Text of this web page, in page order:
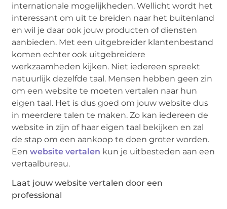
internationale mogelijkheden. Wellicht wordt het
interessant om uit te breiden naar het buitenland
en wil je daar ook jouw producten of diensten
aanbieden. Met een uitgebreider klantenbestand
komen echter ook uitgebreidere
werkzaamheden kijken. Niet iedereen spreekt
natuurlijk dezelfde taal. Mensen hebben geen zin
om een website te moeten vertalen naar hun
eigen taal. Het is dus goed om jouw website dus
in meerdere talen te maken. Zo kan iedereen de
website in zijn of haar eigen taal bekijken en zal
de stap om een aankoop te doen groter worden.
Eenwebsite vertalen kun je uitbesteden aan een
vertaalbureau.
Laat jouw website vertalen door een
professional